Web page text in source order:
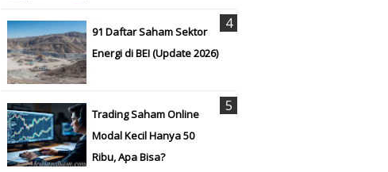
91 Daftar Saham Sektor
Energi di BEI (Update 2026)
Trading Saham Online
Modal Kecil Hanya 50
Ribu, Apa Bisa?